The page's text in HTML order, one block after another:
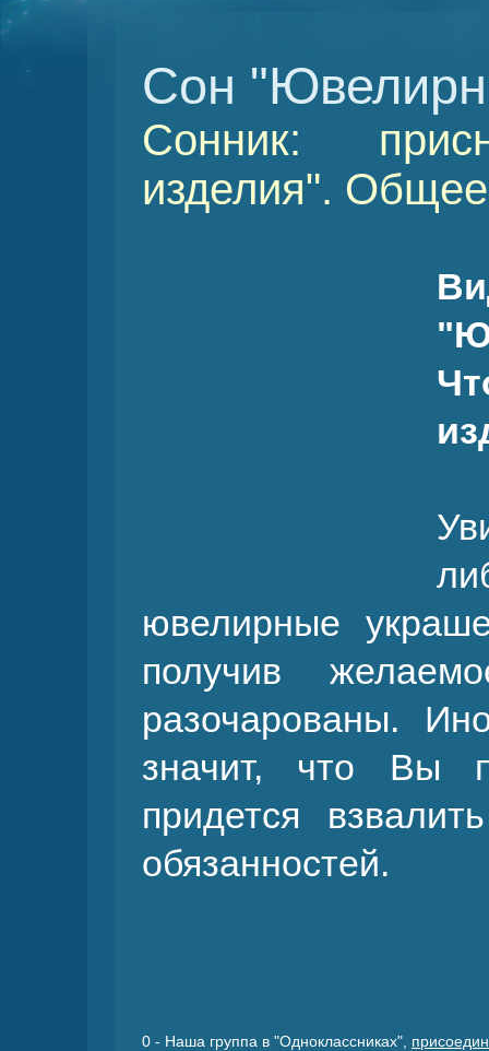
Сон
Сонник:
изделия".
ювелирные
получив
разочарованы.
значит, что Вы
придется
обязанностей.
0 - Наша группа в "Одноклассниках",